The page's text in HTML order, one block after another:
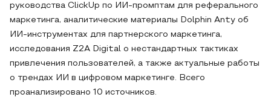
руководства ClickUp по ИИ-промптам для реферального
маркетинга, аналитические материалы Dolphin Anty об
ИИ-инструментах для партнерского маркетинга,
исследования Z2A Digital о нестандартных тактиках
привлечения пользователей, а также актуальные работы
о трендах ИИ в цифровом маркетинге. Всего
проанализировано 10 источников.